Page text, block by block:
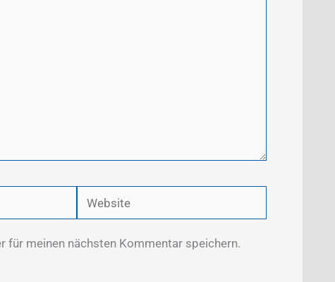
Website
für meinen nächsten Kommentar speichern.